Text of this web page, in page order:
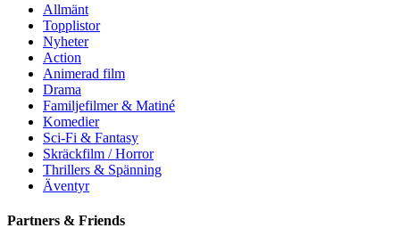
Allmänt
Topplistor
Nyheter
Action
Animerad film
Drama
Familjefilmer & Matiné
Komedier
Sci-Fi & Fantasy
Skräckfilm / Horror
Thrillers & Spänning
Äventyr
Partners & Friends